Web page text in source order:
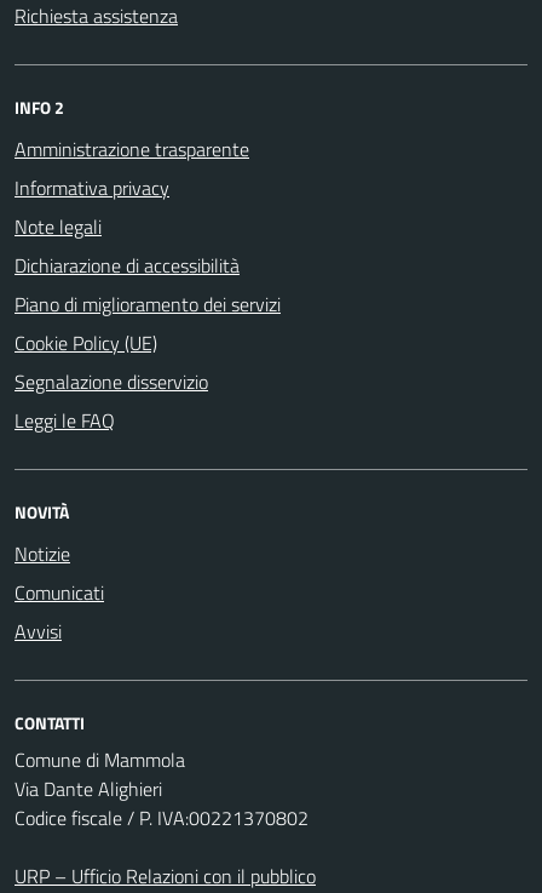
Richiesta assistenza
INFO 2
Amministrazione trasparente
Informativa privacy
Note legali
Dichiarazione di accessibilità
Piano di miglioramento dei servizi
Cookie Policy (UE)
Segnalazione disservizio
Leggi le FAQ
NOVITÀ
Notizie
Comunicati
Avvisi
CONTATTI
Comune di Mammola
Via Dante Alighieri
Codice fiscale / P. IVA:00221370802
URP – Ufficio Relazioni con il pubblico